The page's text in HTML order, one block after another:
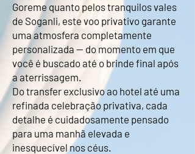
Goreme quanto pelos tranquilos vales
de Soganli, este voo privativo garante
uma atmosfera completamente
personalizada — do momento em que
você é buscado até o brinde final após
a aterrissagem.
Do transfer exclusivo ao hotel até uma
refinada celebração privativa, cada
detalhe é cuidadosamente pensado
para uma manhã elevada e
inesquecível nos céus.